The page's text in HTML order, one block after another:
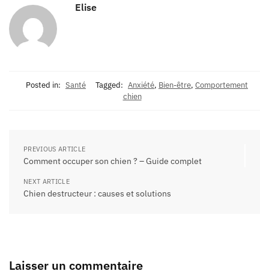
Elise
Posted in: Santé Tagged: Anxiété, Bien-être, Comportement
chien
PREVIOUS ARTICLE
Comment occuper son chien ? – Guide complet
NEXT ARTICLE
Chien destructeur : causes et solutions
Laisser un commentaire